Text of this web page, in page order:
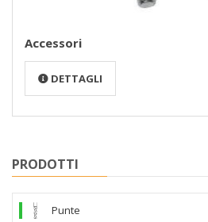
Accessori
DETTAGLI
PRODOTTI
Punte